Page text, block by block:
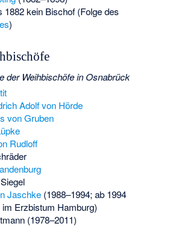
1882 kein Bischof (Folge des
)
der Weihbischöfe in Osnabrück
Adolf von Hörde
von Gruben
Rudloff
Jaschke(1988–1994; ab 1994
Erzbistum Hamburg)
(1978–2011)